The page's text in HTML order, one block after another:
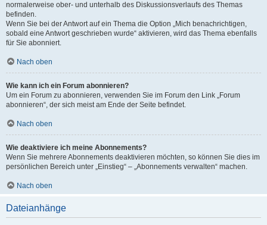
normalerweise ober- und unterhalb des Diskussionsverlaufs des Themas
befinden.
Wenn Sie bei der Antwort auf ein Thema die Option „Mich benachrichtigen,
sobald eine Antwort geschrieben wurde“ aktivieren, wird das Thema ebenfalls
für Sie abonniert.
Nach oben
Wie kann ich ein Forum abonnieren?
Um ein Forum zu abonnieren, verwenden Sie im Forum den Link „Forum
abonnieren“, der sich meist am Ende der Seite befindet.
Nach oben
Wie deaktiviere ich meine Abonnements?
Wenn Sie mehrere Abonnements deaktivieren möchten, so können Sie dies im
persönlichen Bereich unter „Einstieg“ – „Abonnements verwalten“ machen.
Nach oben
Dateianhänge